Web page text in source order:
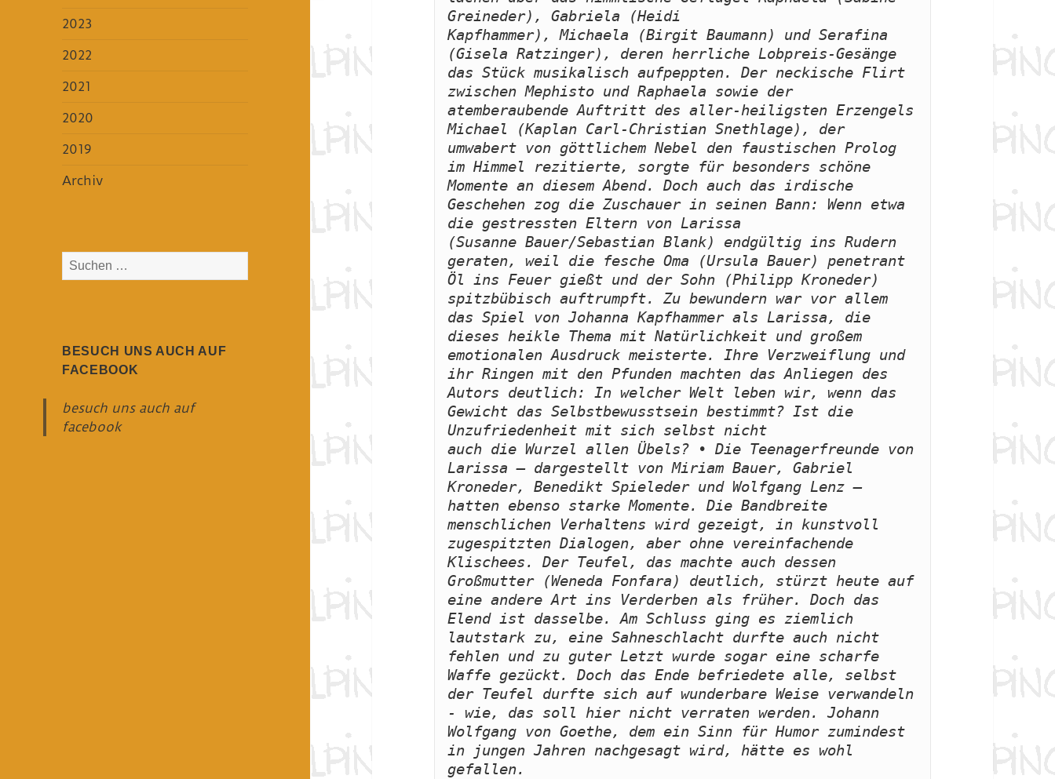
2023
2022
2021
2020
2019
Archiv
Suchen
nach:
BESUCH UNS AUCH AUF
FACEBOOK
besuch uns auch auf
facebook
Greineder), Gabriela (Heidi
Kapfhammer), Michaela (Birgit Baumann) und Serafina
(Gisela Ratzinger), deren herrliche Lobpreis-Gesänge
das Stück musikalisch aufpeppten. Der neckische Flirt
zwischen Mephisto und Raphaela sowie der
atemberaubende Auftritt des aller-heiligsten Erzengels
Michael (Kaplan Carl-Christian Snethlage), der
umwabert von göttlichem Nebel den faustischen Prolog
im Himmel rezitierte, sorgte für besonders schöne
Momente an diesem Abend. Doch auch das irdische
Geschehen zog die Zuschauer in seinen Bann: Wenn etwa
die gestressten Eltern von Larissa
(Susanne Bauer/Sebastian Blank) endgültig ins Rudern
geraten, weil die fesche Oma (Ursula Bauer) penetrant
Öl ins Feuer gießt und der Sohn (Philipp Kroneder)
spitzbübisch auftrumpft. Zu bewundern war vor allem
das Spiel von Johanna Kapfhammer als Larissa, die
dieses heikle Thema mit Natürlichkeit und großem
emotionalen Ausdruck meisterte. Ihre Verzweiflung und
ihr Ringen mit den Pfunden machten das Anliegen des
Autors deutlich: In welcher Welt leben wir, wenn das
Gewicht das Selbstbewusstsein bestimmt? Ist die
Unzufriedenheit mit sich selbst nicht
auch die Wurzel allen Übels? • Die Teenagerfreunde von
Larissa — dargestellt von Miriam Bauer, Gabriel
Kroneder, Benedikt Spieleder und Wolfgang Lenz —
hatten ebenso starke Momente. Die Bandbreite
menschlichen Verhaltens wird gezeigt, in kunstvoll
zugespitzten Dialogen, aber ohne vereinfachende
Klischees. Der Teufel, das machte auch dessen
Großmutter (Weneda Fonfara) deutlich, stürzt heute auf
eine andere Art ins Verderben als früher. Doch das
Elend ist dasselbe. Am Schluss ging es ziemlich
lautstark zu, eine Sahneschlacht durfte auch nicht
fehlen und zu guter Letzt wurde sogar eine scharfe
Waffe gezückt. Doch das Ende befriedete alle, selbst
der Teufel durfte sich auf wunderbare Weise verwandeln
- wie, das soll hier nicht verraten werden. Johann
Wolfgang von Goethe, dem ein Sinn für Humor zumindest
in jungen Jahren nachgesagt wird, hätte es wohl
gefallen.